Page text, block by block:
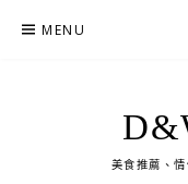
MENU
美食推薦、